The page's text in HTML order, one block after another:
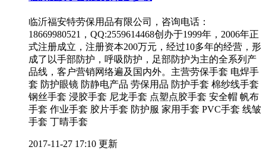
临沂福安特劳保用品有限公司，咨询电话：
18669980521，QQ:2559614468创办于1999年，2006年正
式注册成立，注册资本200万元，经过10多年的经营，形
成了以手部防护，呼吸防护，足部防护为主的全系列产
品线，客户营销网络遍及国内外。主营劳保手套 电焊手
套 防护眼镜 防静电产品 劳保用品 防护手套 棉纱线手套
钢丝手套 浸胶手套 尼龙手套 点塑点胶手套 安全帽 帆布
手套 作业手套 胶片手套 防护服 家用手套 PVC手套 线皱
手套 丁晴手套
2017-11-27 17:10 更新